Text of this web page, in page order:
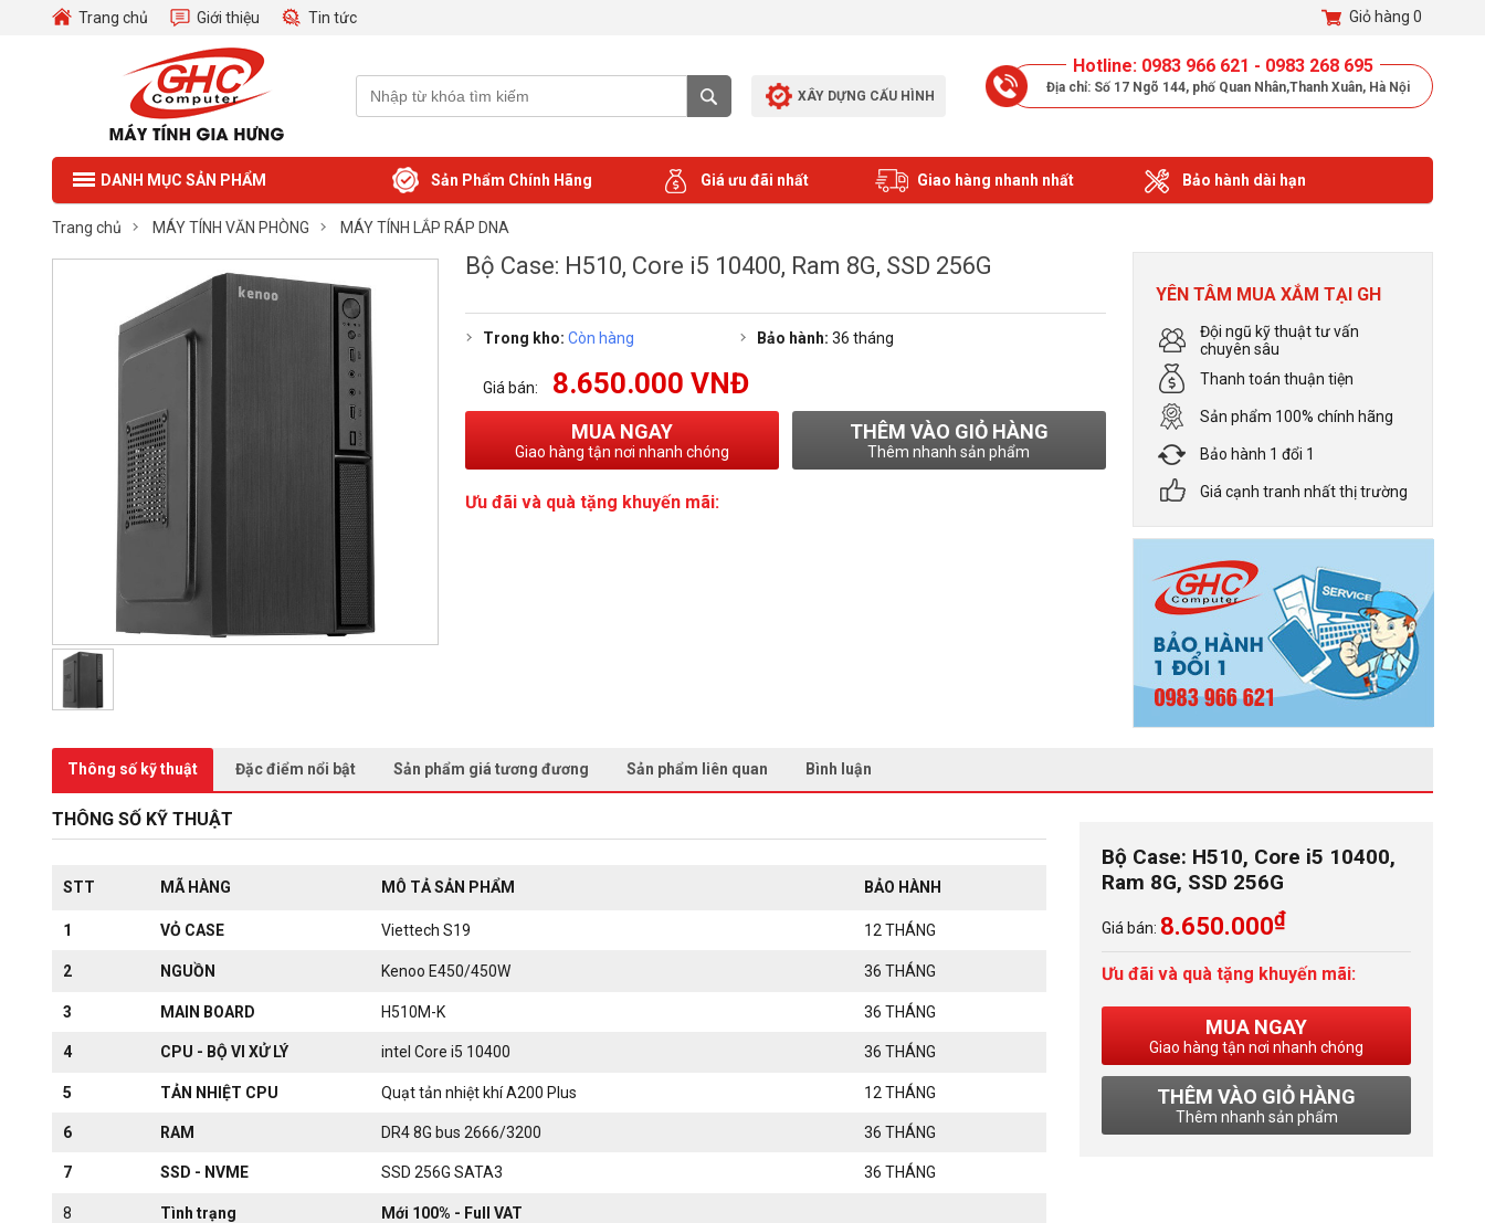
Trang chủ Giới thiệu Tin tức Giỏ hàng 0
XÂY DỰNG CẤU HÌNH
Hotline: 0983 966 621 - 0983 268 695
Địa chỉ: Số 17 Ngõ 144, phố Quan Nhân,Thanh Xuân, Hà Nội
DANH MỤC SẢN PHẨM Sản Phẩm Chính Hãng Giá ưu đãi nhất Giao hàng nhanh nhất Bảo hành dài hạn
Trang chủ MÁY TÍNH VĂN PHÒNG MÁY TÍNH LẮP RÁP DNA
Bộ Case: H510, Core i5 10400, Ram 8G, SSD 256G
Trong kho: Còn hàng Bảo hành: 36 tháng
Giá bán: 8.650.000 VNĐ
MUA NGAY
Giao hàng tận nơi nhanh chóng
THÊM VÀO GIỎ HÀNG
Thêm nhanh sản phẩm
Ưu đãi và quà tặng khuyến mãi:
YÊN TÂM MUA XẮM TẠI GH
Đội ngũ kỹ thuật tư vấn
chuyên sâu
Thanh toán thuận tiện
Sản phẩm 100% chính hãng
Bảo hành 1 đổi 1
Giá cạnh tranh nhất thị trường
Thông số kỹ thuật Đặc điểm nổi bật Sản phẩm giá tương đương Sản phẩm liên quan Bình luận
THÔNG SỐ KỸ THUẬT
STT MÃ HÀNG MÔ TẢ SẢN PHẨM BẢO HÀNH
1 VỎ CASE Viettech S19 12 THÁNG
2 NGUỒN Kenoo E450/450W 36 THÁNG
3 MAIN BOARD H510M-K 36 THÁNG
4 CPU - BỘ VI XỬ LÝ intel Core i5 10400 36 THÁNG
5 TẢN NHIỆT CPU Quạt tản nhiệt khí A200 Plus 12 THÁNG
6 RAM DR4 8G bus 2666/3200 36 THÁNG
7 SSD - NVME SSD 256G SATA3 36 THÁNG
8 Tình trạng Mới 100% - Full VAT
Bộ Case: H510, Core i5 10400,
Ram 8G, SSD 256G
Giá bán: 8.650.000₫
Ưu đãi và quà tặng khuyến mãi:
MUA NGAY
Giao hàng tận nơi nhanh chóng
THÊM VÀO GIỎ HÀNG
Thêm nhanh sản phẩm